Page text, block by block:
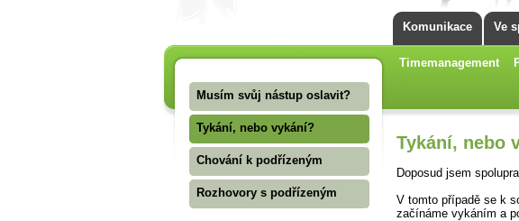
Komunikace Ve
Timemanagement
Musím svůj nástup oslavit?
Tykání, nebo vykání?
Chování k podřízeným
Rozhovory s podřízeným
Tykání, nebo
Doposud jsem
V tomto případě se k
začínáme vykáním a